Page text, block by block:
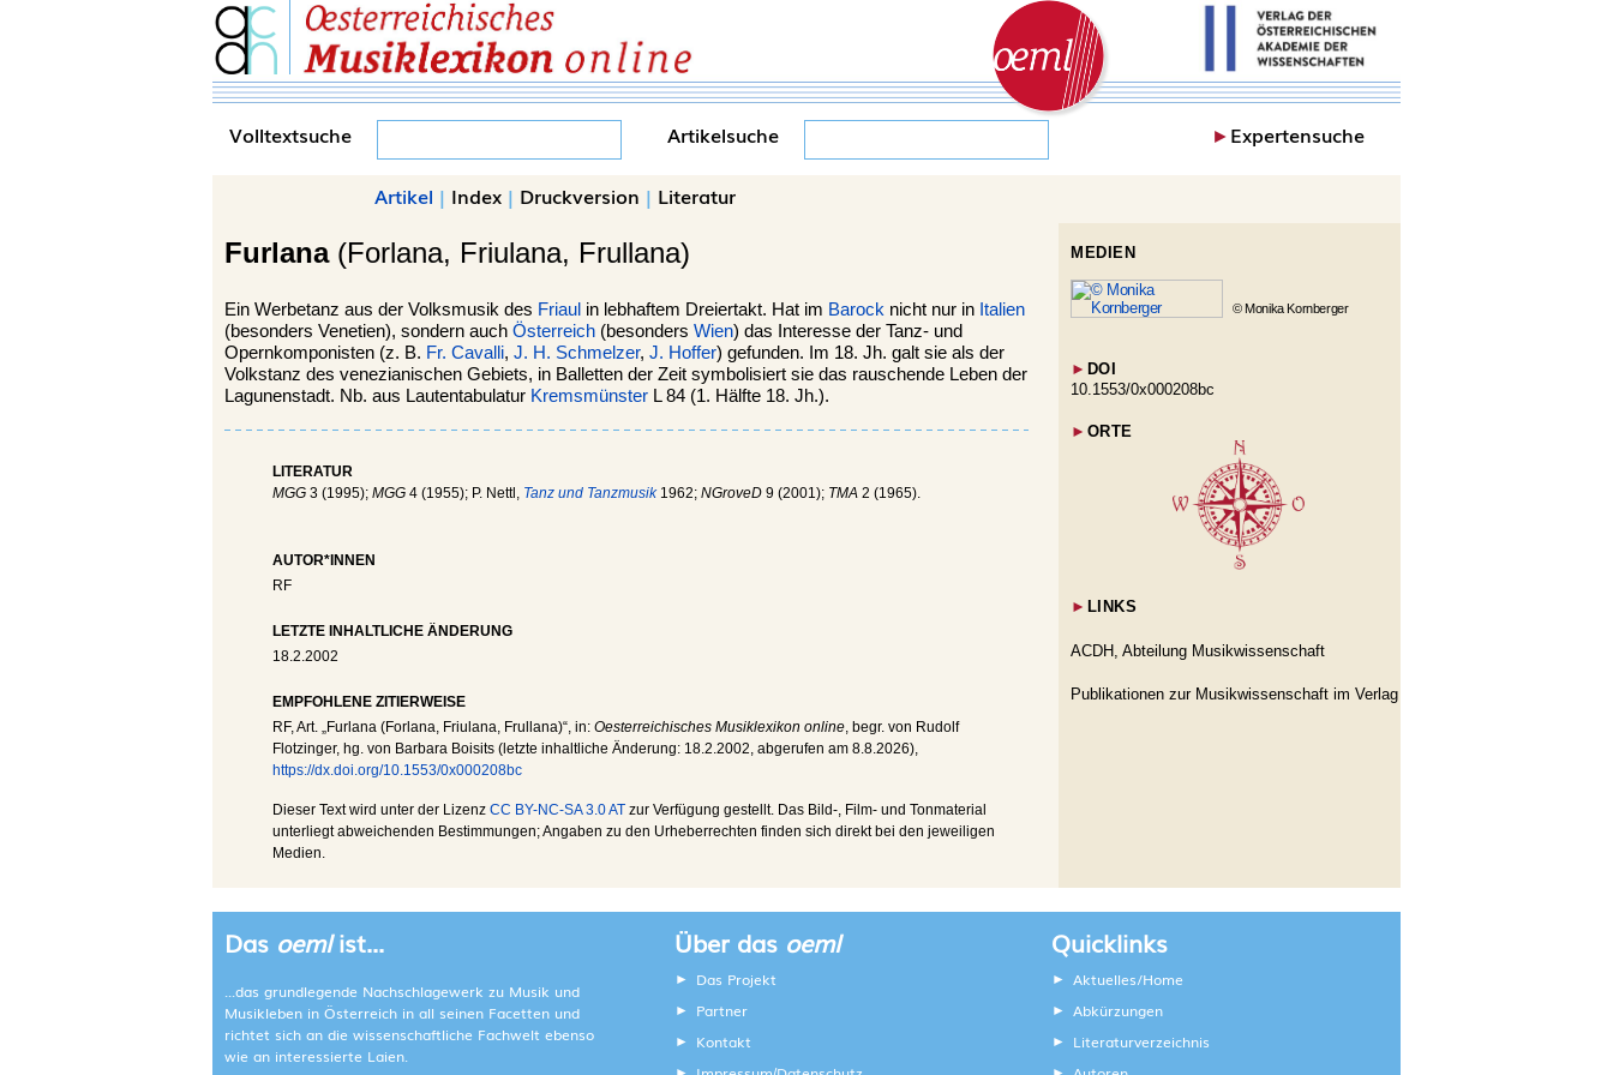
Volltextsuche Artikelsuche ►Expertensuche
Artikel | Index | Druckversion | Literatur
Furlana (Forlana, Friulana, Frullana)
Ein Werbetanz aus der Volksmusik des Friaul in lebhaftem Dreiertakt. Hat im Barock nicht nur in Italien
(besonders Venetien), sondern auch Österreich (besonders Wien) das Interesse der Tanz- und
Opernkomponisten (z. B. Fr. Cavalli, J. H. Schmelzer, J. Hoffer) gefunden. Im 18. Jh. galt sie als der
Volkstanz des venezianischen Gebiets, in Balletten der Zeit symbolisiert sie das rauschende Leben der
Lagunenstadt. Nb. aus Lautentabulatur Kremsmünster L 84 (1. Hälfte 18. Jh.).
LITERATUR
MGG 3 (1995); MGG 4 (1955); P. Nettl, Tanz und Tanzmusik1962; NGroveD 9 (2001); TMA 2 (1965).
AUTOR*INNEN
RF
LETZTE INHALTLICHE ÄNDERUNG
18.2.2002
EMPFOHLENE ZITIERWEISE
RF, Art. „Furlana (Forlana, Friulana, Frullana)“, in: Oesterreichisches Musiklexikon online, begr. von Rudolf
Flotzinger, hg. von Barbara Boisits (letzte inhaltliche Änderung: 18.2.2002, abgerufen am 8.8.2026),
https://dx.doi.org/10.1553/0x000208bc
Dieser Text wird unter der Lizenz CC BY-NC-SA 3.0 AT zur Verfügung gestellt. Das Bild-, Film- und Tonmaterial
unterliegt abweichenden Bestimmungen; Angaben zu den Urheberrechten finden sich direkt bei den jeweiligen
Medien.
MEDIEN
© Monika Kornberger
► DOI
10.1553/0x000208bc
► ORTE
► LINKS
ACDH, Abteilung Musikwissenschaft
Publikationen zur Musikwissenschaft im Verlag
Das oemlist...
...das grundlegende Nachschlagewerk zu Musik und
Musikleben in Österreich in all seinen Facetten und
richtet sich an die wissenschaftliche Fachwelt ebenso
wie an interessierte Laien.
Über das oeml
Das Projekt
Partner
Kontakt
Quicklinks
Aktuelles/Home
Abkürzungen
Literaturverzeichnis